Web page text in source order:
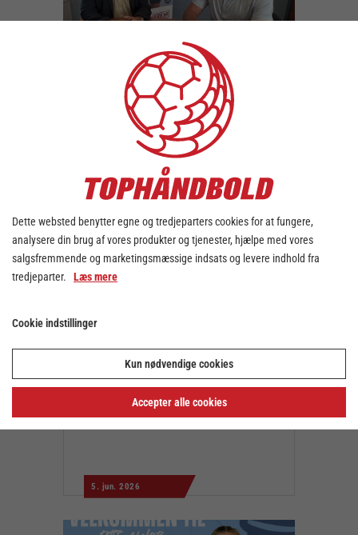
Bestyrelsesformand og
direktør giver stafetten
videre i Sønderjyske
Kvindehåndbold
26. jun. 2026
Nyt samarbejde mellem VGIE
og Sønderjyske
Kvindehåndbold
5. jun. 2026
Dette websted benytter egne og tredjeparters cookies for at fungere,
analysere din brug af vores produkter og tjenester, hjælpe med vores
salgsfremmende og marketingsmæssige indsats og levere indhold fra
tredjeparter. Læs mere
Cookie indstillinger
Kun nødvendige cookies
Accepter alle cookies